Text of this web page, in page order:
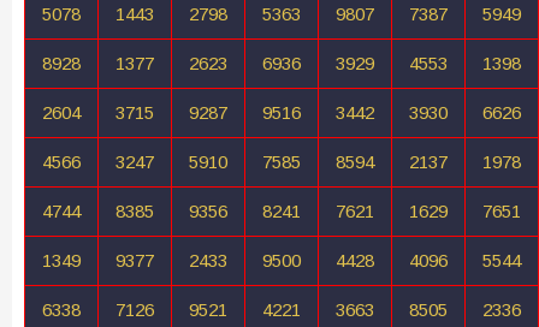
5078 1443 2798 5363 9807 7387 5949
8928 1377 2623 6936 3929 4553 1398
2604 3715 9287 9516 3442 3930 6626
4566 3247 5910 7585 8594 2137 1978
4744 8385 9356 8241 7621 1629 7651
1349 9377 2433 9500 4428 4096 5544
6338 7126 9521 4221 3663 8505 2336